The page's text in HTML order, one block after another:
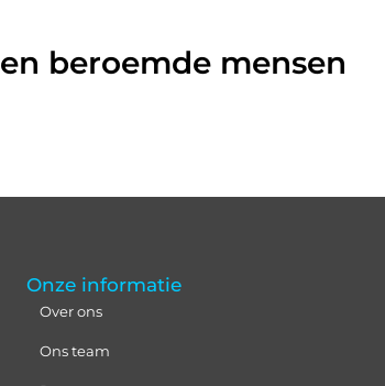
en beroemde mensen
Onze informatie
Over ons
Ons team